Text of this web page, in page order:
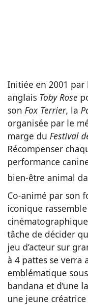
Initiée en 2001
anglais Toby Rose
son Fox Terrier, la
organisée par le
marge du Festival
Récompenser
performance
bien-être animal
Co-animé par son
iconique
tâche de décider
jeu d’acteur sur
à 4 pattes se
emblématique
bandana et d’une
une jeune